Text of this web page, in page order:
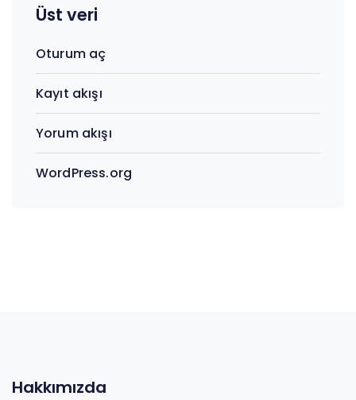
Üst veri
Oturum aç
Kayıt akışı
Yorum akışı
WordPress.org
Hakkımızda